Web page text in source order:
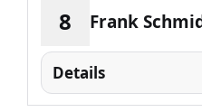
8 Frank
Details